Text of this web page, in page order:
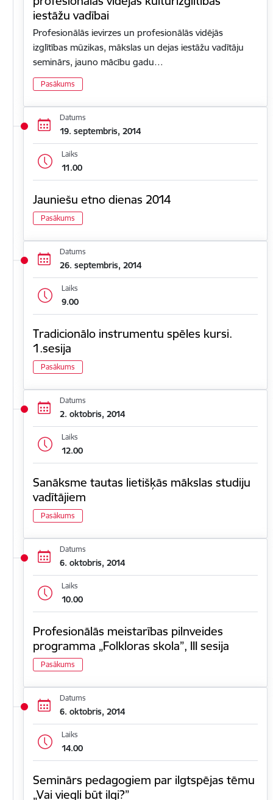
iestāžu vadībai
Profesionālās ievirzes un profesionālās vidējās
izglītības mūzikas, mākslas un dejas iestāžu vadītāju
seminārs, jauno mācību gadu…
Pasākums
Datums
19. septembris, 2014
Laiks
11.00
Jauniešu etno dienas 2014
Pasākums
Datums
26. septembris, 2014
Laiks
9.00
Tradicionālo instrumentu spēles kursi.
1.sesija
Pasākums
Datums
2. oktobris, 2014
Laiks
12.00
Sanāksme tautas lietišķās mākslas studiju
vadītājiem
Pasākums
Datums
6. oktobris, 2014
Laiks
10.00
Profesionālās meistarības pilnveides
programma „Folkloras skola”, III sesija
Pasākums
Datums
6. oktobris, 2014
Laiks
14.00
Seminārs pedagogiem par ilgtspējas tēmu
„Vai viegli būt ilgi?”